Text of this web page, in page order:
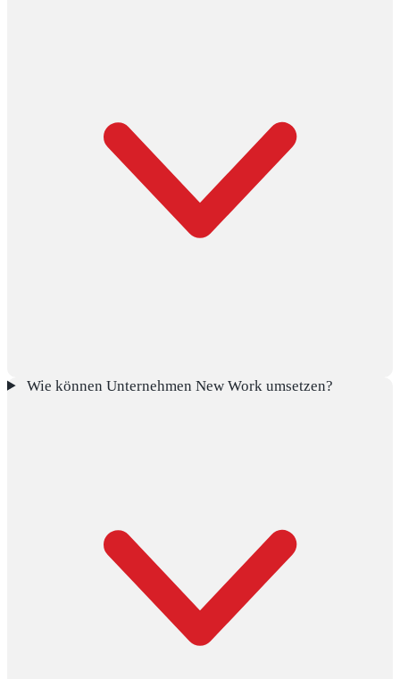
Wie können Unternehmen New Work umsetzen?